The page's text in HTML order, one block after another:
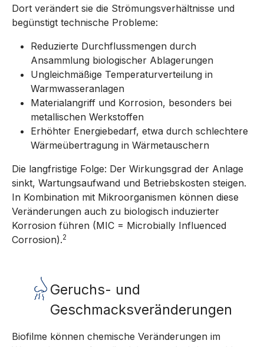
Dort verändert sie die Strömungsverhältnisse und
begünstigt technische Probleme:
Reduzierte Durchflussmengen durch
Ansammlung biologischer Ablagerungen
Ungleichmäßige Temperaturverteilung in
Warmwasseranlagen
Materialangriff und Korrosion, besonders bei
metallischen Werkstoffen
Erhöhter Energiebedarf, etwa durch schlechtere
Wärmeübertragung in Wärmetauschern
Die langfristige Folge: Der Wirkungsgrad der Anlage
sinkt, Wartungsaufwand und Betriebskosten steigen.
In Kombination mit Mikroorganismen können diese
Veränderungen auch zu biologisch induzierter
Korrosion führen (MIC = Microbially Influenced
Corrosion).2
Geruchs- und
Geschmacksveränderungen
Biofilme können chemische Veränderungen im